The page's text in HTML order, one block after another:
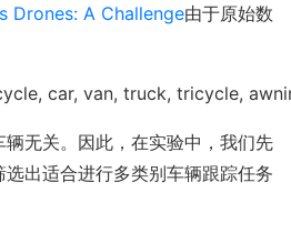
Drones: A Challenge由于原始数
car, van, truck, tricycle,
无关。因此，在实验中，我们先
出适合进行多类别车辆跟踪任务